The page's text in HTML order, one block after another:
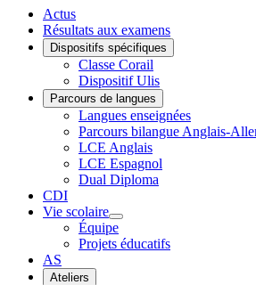
Actus
Résultats aux examens
Dispositifs spécifiques
Classe Corail
Dispositif Ulis
Parcours de langues
Langues enseignées
Parcours bilangue Anglais-
LCE Anglais
LCE Espagnol
Dual Diploma
CDI
Vie scolaire
Équipe
Projets éducatifs
AS
Ateliers